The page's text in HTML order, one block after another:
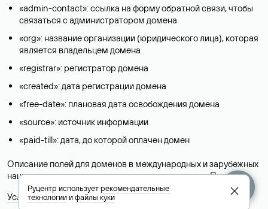
«admin-contact»: ссылка на форму обратной связи, чтобы
связаться с администратором домена
«org»: название организации (юридического лица), которая
является владельцем домена
«registrar»: регистратор домена
«created»: дата регистрации домена
«free-date»: плановая дата освобождения домена
«source»: источник информации
«paid-till»: дата, до которой оплачен домен
Описание полей для доменов в международных и зарубежных
национальных доменах представлены в разделе «Помощь».
Условия использования Whois-сервиса
Руцентр используетрекомендательные
технологииифайлы куки